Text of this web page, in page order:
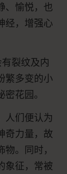
、愉悦，也
经，增强心
裂纹及内
繁多变的小
花园。
人们便认为
奇力量，故
。同时，
象征，常被